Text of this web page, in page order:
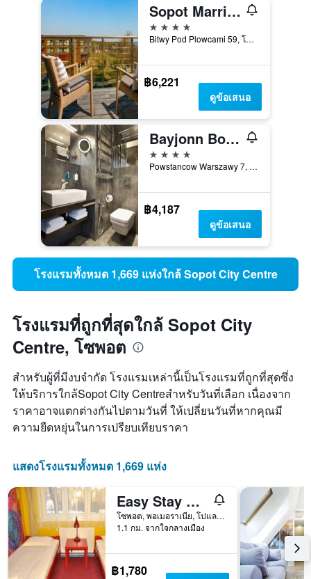
Sopot Marriott Resort & Spa
4 ดาว
Bitwy Pod Plowcami 59, โซพอต, พอเมอราเนีย, โปแลนด์
฿6,221
ดูข้อเสนอ
Bayjonn Boutique Hotel
4 ดาว
Powstancow Warszawy 7, โซพอต, พอเมอราเนีย, โปแลนด์
฿4,187
ดูข้อเสนอ
โรงแรมทั้งหมด 1,669 แห่งใกล้ Sopot City Centre
โรงแรมที่ถูกที่สุดใกล้ Sopot City
Centre, โซพอต
สำหรับผู้ที่มีงบจำกัด โรงแรมเหล่านี้เป็นโรงแรมที่ถูกที่สุดซึ่ง
ให้บริการใกล้Sopot City Centreสำหรับวันที่เลือก เนื่องจาก
ราคาอาจแตกต่างกันไปตามวันที่ ให้เปลี่ยนวันที่หากคุณมี
ความยืดหยุ่นในการเปรียบเทียบราคา
แสดงโรงแรมทั้งหมด 1,669 แห่ง
Easy Stay Victus Sopot Walk to the Pier by Noclegi Renters
โซพอต, พอเมอราเนีย, โปแลนด์
1.1 กม. จากใจกลางเมือง
฿1,780